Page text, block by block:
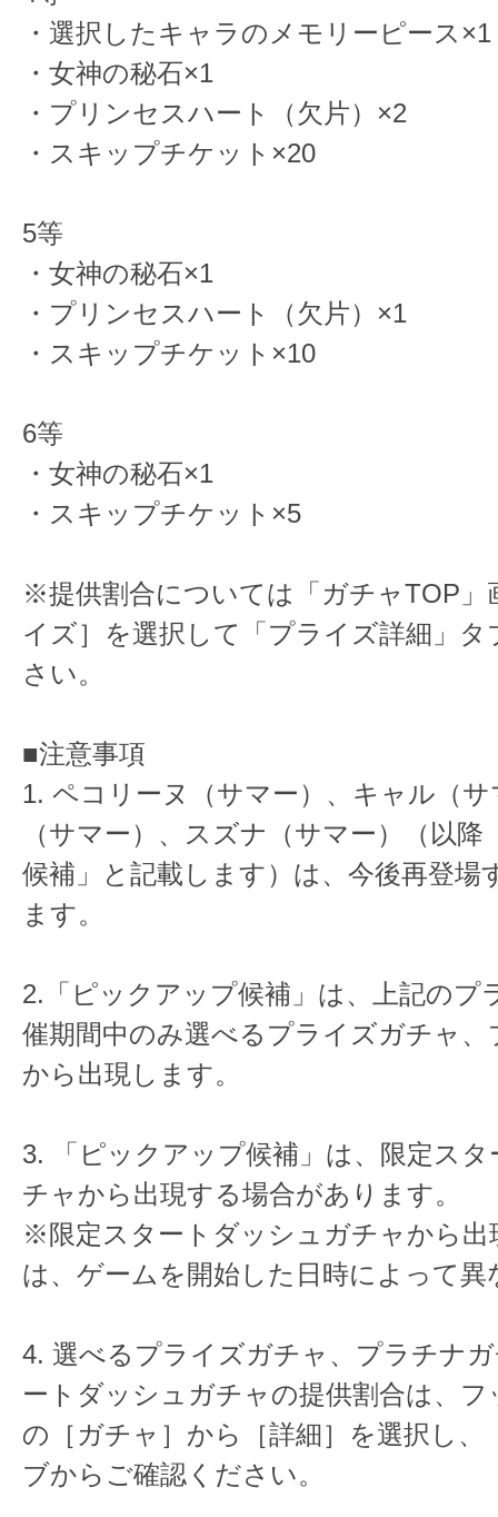
・選択したキャラのメモリーピース×1
・女神の秘石×1
・プリンセスハート（欠片）×2
・スキップチケット×20
5等
・女神の秘石×1
・プリンセスハート（欠片）×1
・スキップチケット×10
6等
・女神の秘石×1
・スキップチケット×5
※提供割合については「ガチャTOP」
イズ］を選択して「プライズ詳細」タ
さい。
■注意事項
1. ペコリーヌ（サマー）、キャル（
（サマー）、スズナ（サマー）（以
候補」と記載します）は、今後再登場
ます。
2.「ピックアップ候補」は、上記のプ
催期間中のみ選べるプライズガチャ
から出現します。
3. 「ピックアップ候補」は、限定ス
チャから出現する場合があります。
※限定スタートダッシュガチャから出
は、ゲームを開始した日時によって異
4. 選べるプライズガチャ、プラチナ
ートダッシュガチャの提供割合は、
の［ガチャ］から［詳細］を選択し、
ブからご確認ください。